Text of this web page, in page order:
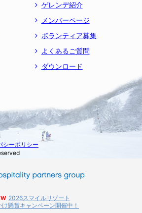
ゲレンデ紹介
メンバーページ
ボランティア募集
よくあるご質問
ダウンロード
シーポリシー
2026スマイルリゾート
け懸賞キャンペーン開催中！